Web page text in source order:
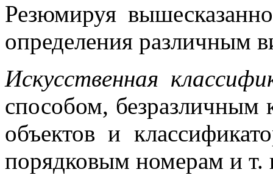
Резюмируя
определения различным
Искусственная
способом, безразличным
объектов и
порядковым номерам и т.